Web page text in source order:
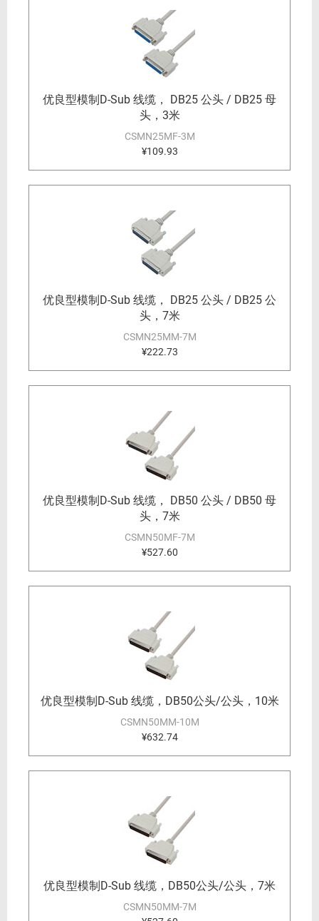
优良型模制D-Sub 线缆， DB25 公头 / DB25 母
头，3米
CSMN25MF-3M
¥109.93
优良型模制D-Sub 线缆， DB25 公头 / DB25 公
头，7米
CSMN25MM-7M
¥222.73
优良型模制D-Sub 线缆， DB50 公头 / DB50 母
头，7米
CSMN50MF-7M
¥527.60
优良型模制D-Sub 线缆，DB50公头/公头，10米
CSMN50MM-10M
¥632.74
优良型模制D-Sub 线缆，DB50公头/公头，7米
CSMN50MM-7M